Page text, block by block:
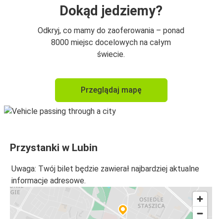
Lubin
Port Lotniczy Wrocław
Lubin
Kołobrzeg
Międzyzdroje
Lubin
Lubin
Gorzów Wielkopolski
Lubin
Nowy Targ
Dokąd jedziemy?
Odkryj, co mamy do zaoferowania – ponad
8000 miejsc docelowych na całym
świecie.
Przeglądaj mapę
Przystanki w Lubin
Uwaga: Twój bilet będzie zawierał najbardziej aktualne
informacje adresowe.